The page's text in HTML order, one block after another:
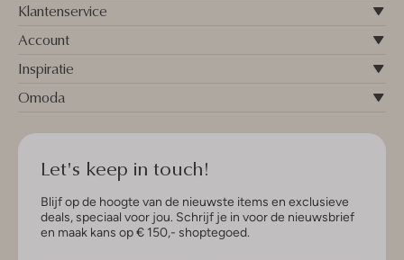
Klantenservice
Account
Inspiratie
Omoda
Let's keep in touch!
Blijf op de hoogte van de nieuwste items en exclusieve
deals, speciaal voor jou. Schrijf je in voor de nieuwsbrief
en maak kans op € 150,- shoptegoed.